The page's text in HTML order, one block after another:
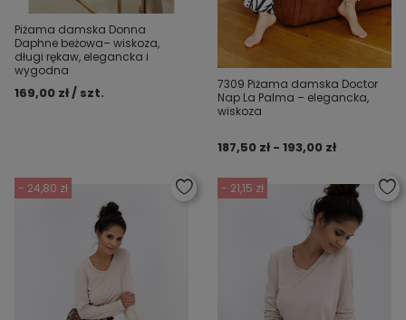
Piżama damska Donna
Daphne beżowa– wiskoza,
długi rękaw, elegancka i
wygodna
169,00 zł / szt.
7309 Piżama damska Doctor
Nap La Palma – elegancka,
wiskoza
187,50 zł - 193,00 zł
- 24,80 zł - 21,15 zł